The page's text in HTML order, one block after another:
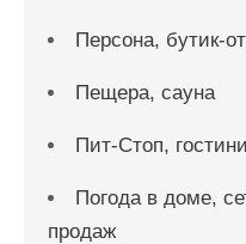
Персона, бутик-
Пещера, сауна
Пит-Стоп,
Погода в доме,
продаж